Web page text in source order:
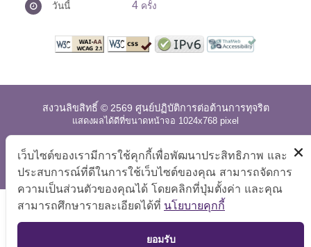
วันนี้ 4 ครั้ง
สงวนลิขสิทธิ์ © 2569 ศูนย์ปฏิบัติการต่อต้านการทุจริต
แสดงผลได้ดีที่ขนาดหน้าจอ 1024x768 pixel
แผนผังเว็บไซต์ คำถามที่พบบ่อย นโยบายเว็บไซต์
|
การปฏิเสธความรับผิด
TOP
เว็บไซต์ของเรามีการใช้คุกกี้เพื่อพัฒนาประสิทธิภาพ และ
ประสบการณ์ที่ดีในการใช้เว็บไซต์ของคุณ สามารถจัดการ
ความเป็นส่วนตัวของคุณได้ โดยคลิกที่ปุ่มตั้งค่า และคุณ
สามารถศึกษารายละเอียดได้ที่ นโยบายคุกกี้
ยอมรับ